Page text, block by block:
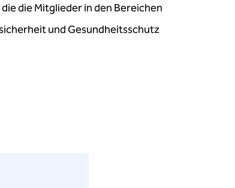
die Mitglieder in den Bereichen
und Gesundheitsschutz